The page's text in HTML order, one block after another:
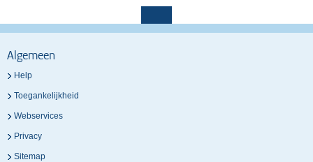
Algemeen
Help
Toegankelijkheid
Webservices
Privacy
Sitemap